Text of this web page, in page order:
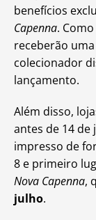
benefícios
Capenna.
receberão
colecionador
lançamento.
Além disso,
antes de 14
impresso de
8 e primeiro
Nova Capenna,
julho.